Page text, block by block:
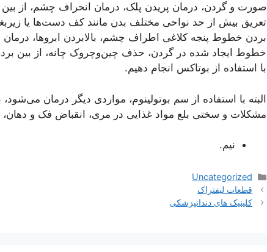
صورت و گردن، درمان پریدن پلک، درمان انحراف چشم، از
تعریق بیش از حد نواحی مختلف بدن مانند کف دست‌ها یا
بردن خطوط پنجه کلاغی اطراف چشم، بالابردن ابروها،
خطوط ایجاد شده در گردن، حذف چین‌وچروک چانه، از بین
با استفاده از بوتاکس انجام دهیم.
البته با استفاده از سم بوتولینوم، مواردی دیگر درمان
مشکلات و سختی بلع مواد غذایی در مری، انقباض فک و
نیم.
دسته‌ها
Uncategorized
ناوبری
نوشته‌ها
قطعات لیفتراک
کلینیک های دندانپزشکی